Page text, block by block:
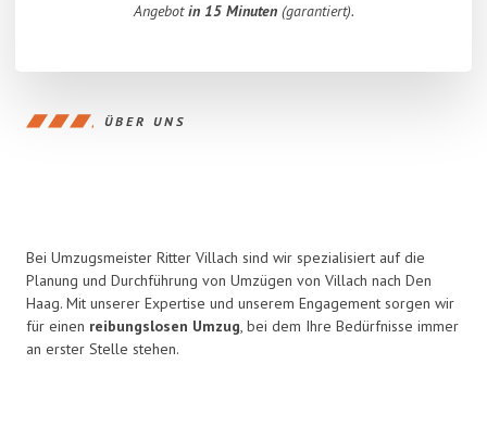
Angebotin 15 Minuten(garantiert).
ÜBER UNS
Bei Umzugsmeister Ritter Villach sind wir spezialisiert auf die
Planung und Durchführung von Umzügen von Villach nach Den
Haag. Mit unserer Expertise und unserem Engagement sorgen wir
für einen reibungslosen Umzug, bei dem Ihre Bedürfnisse immer
an erster Stelle stehen.